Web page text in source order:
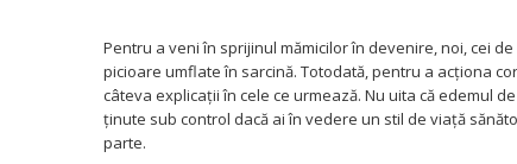
Jucarii dentitie
Jocuri educative
Jucarii bebelusi
Covorase ortopedice senzoriale
Pentru a veni în sprijinul mămicilor în devenire, noi, cei de
picioare umflate în sarcină. Totodată, pentru a acționa
câteva explicații în cele ce urmează. Nu uita că edemul
ținute sub control dacă ai în vedere un stil de viață
parte.